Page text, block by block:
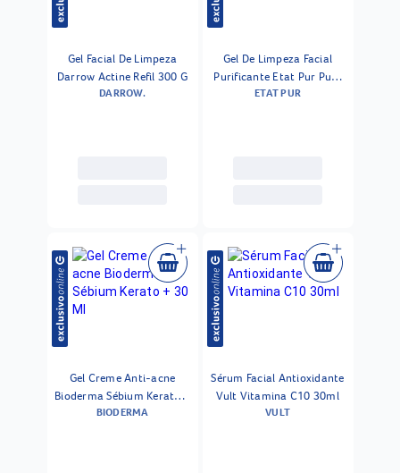
Gel Facial De Limpeza
Darrow Actine Refil 300 G
DARROW.
Gel De Limpeza Facial
Purificante Etat Pur Pure
Skin Care 200 Ml
ETAT PUR
Gel Creme Anti-acne
Bioderma Sébium Kerato +
30 Ml
BIODERMA
Sérum Facial Antioxidante
Vult Vitamina C10 30ml
VULT